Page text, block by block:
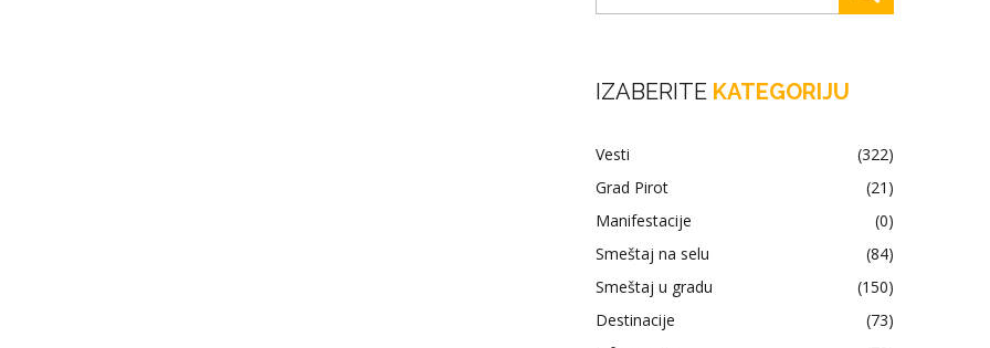
IZABERITE KATEGORIJU
Vesti
(322)
Grad Pirot
(21)
Manifestacije
(0)
Smeštaj na selu
(84)
Smeštaj u gradu
(150)
Destinacije
(73)